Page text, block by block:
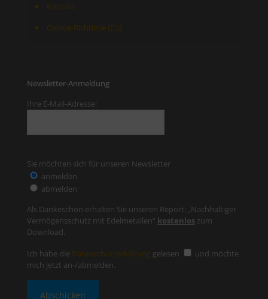
Kontakt
Cookie-Richtlinie (EU)
Newsletter-Anmeldung
Ihre E-Mail-Adresse:
Sie möchten sich für unseren Newsletter
anmelden
abmelden
Als Dankeschön erhalten Sie unseren Report: „Nachhaltiger
Vermögensschutz mit Edelmetallen“ kostenlos zum
Download.
Ich habe die Datenschutzerklärung gelesen
und möchte
mich jetzt an-/abmelden.